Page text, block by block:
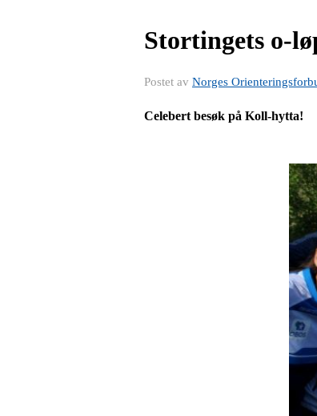
Stortingets o-
Postet av Norges
Celebert besøk på Koll-hytta!